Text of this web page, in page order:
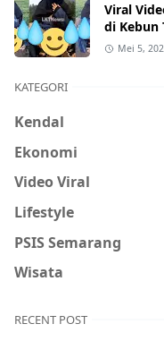
Viral
di Kebun
Mei 5,
KATEGORI
Kendal
Ekonomi
Video Viral
Lifestyle
PSIS Semarang
Wisata
RECENT POST